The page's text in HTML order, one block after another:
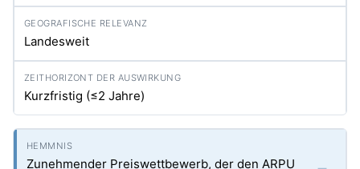
Landesweit
Kurzfristig (≤2 Jahre)
Zunehmender Preiswettbewerb, der den ARPU